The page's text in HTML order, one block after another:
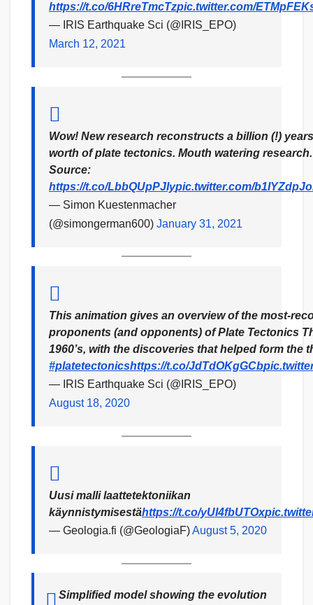
https://t.co/6HRreTmcTzpic.twitter.com/
— IRIS Earthquake Sci (@IRIS_EPO)
March 12, 2021
Wow! New research reconstructs a billion (!) years
worth of plate tectonics. Mouth watering research.
Source:
https://t.co/LbbQUpPJIypic.twitter.com/
— Simon Kuestenmacher
(@simongerman600) January 31, 2021
This animation gives an overview of the most-
proponents (and opponents) of Plate Tectonics
1960’s, with the discoveries that helped form the
#platetectonicshttps://t.co/JdTdOKgGCb
— IRIS Earthquake Sci (@IRIS_EPO)
August 18, 2020
Uusi malli laattetektoniikan
käynnistymisestähttps://t.co/yUI4fbUTOx
— Geologia.fi (@GeologiaF)August 5, 2020
Simplified model showing the evolution